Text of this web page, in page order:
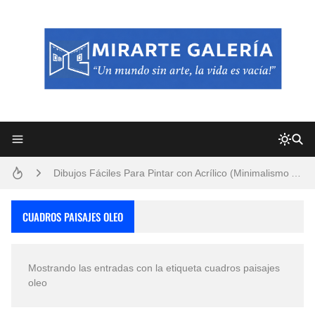
Frutas y Flores Para Colorear Imágenes
Dibujos para Colorear, una Actividad Divertida para Niños y Niñas
CUADROS PAISAJES OLEO
Mostrando las entradas con la etiqueta cuadros paisajes
oleo